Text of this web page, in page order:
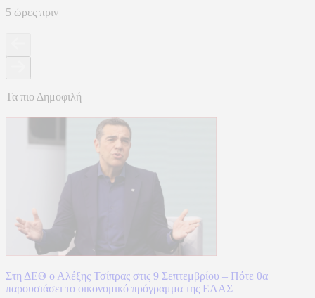
5 ώρες πριν
Τα πιο Δημοφιλή
Στη ΔΕΘ ο Αλέξης Τσίπρας στις 9 Σεπτεμβρίου – Πότε θα
παρουσιάσει το οικονομικό πρόγραμμα της ΕΛΑΣ